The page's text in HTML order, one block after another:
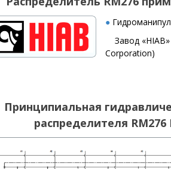
●
Завод «HIAB»
Corporation)
Принципиальная
распределителя RM276